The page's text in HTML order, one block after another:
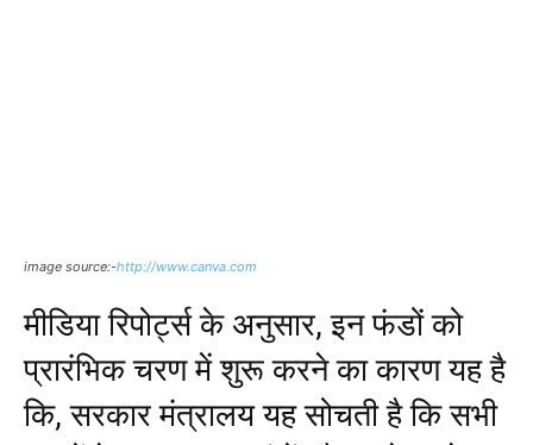
image source:-http://www.canva.com
मीडिया रिपोर्ट्स के अनुसार, इन फंडों को
प्रारंभिक चरण में शुरू करने का कारण यह है
कि, सरकार मंत्रालय यह सोचती है कि सभी